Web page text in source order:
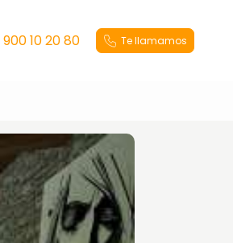
900 10 20 80 Te llamamos